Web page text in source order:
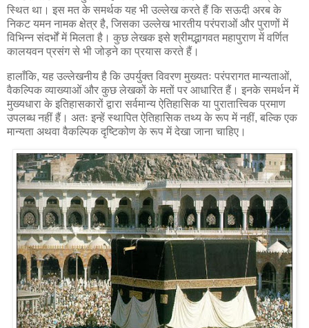
स्थित था। इस मत के समर्थक यह भी उल्लेख करते हैं कि सऊदी अरब के
निकट यमन नामक क्षेत्र है, जिसका उल्लेख भारतीय परंपराओं और पुराणों में
विभिन्न संदर्भों में मिलता है। कुछ लेखक इसे श्रीमद्भागवत महापुराण में वर्णित
कालयवन प्रसंग से भी जोड़ने का प्रयास करते हैं।
हालाँकि, यह उल्लेखनीय है कि उपर्युक्त विवरण मुख्यतः परंपरागत मान्यताओं,
वैकल्पिक व्याख्याओं और कुछ लेखकों के मतों पर आधारित हैं। इनके समर्थन में
मुख्यधारा के इतिहासकारों द्वारा सर्वमान्य ऐतिहासिक या पुरातात्त्विक प्रमाण
उपलब्ध नहीं हैं। अतः इन्हें स्थापित ऐतिहासिक तथ्य के रूप में नहीं, बल्कि एक
मान्यता अथवा वैकल्पिक दृष्टिकोण के रूप में देखा जाना चाहिए।